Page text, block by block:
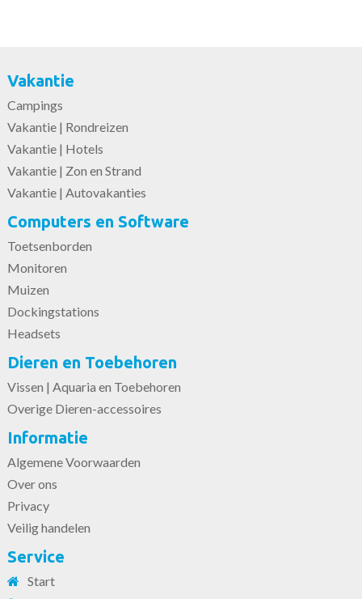
Vakantie
Campings
Vakantie | Rondreizen
Vakantie | Hotels
Vakantie | Zon en Strand
Vakantie | Autovakanties
Computers en Software
Toetsenborden
Monitoren
Muizen
Dockingstations
Headsets
Dieren en Toebehoren
Vissen | Aquaria en Toebehoren
Overige Dieren-accessoires
Informatie
Algemene Voorwaarden
Over ons
Privacy
Veilig handelen
Service
Start